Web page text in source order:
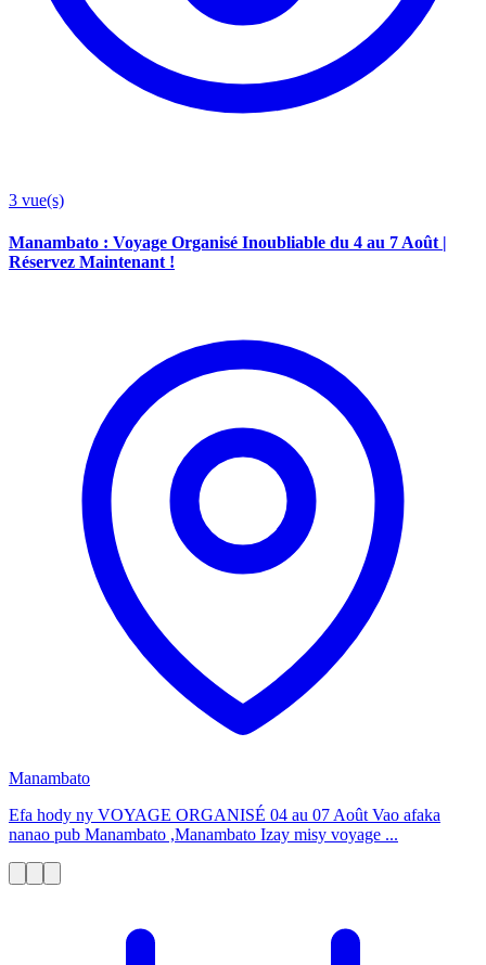
3 vue(s)
Manambato : Voyage Organisé Inoubliable du 4 au 7 Août |
Réservez Maintenant !
Manambato
Efa hody ny VOYAGE ORGANISÉ 04 au 07 Août Vao afaka
nanao pub Manambato ,Manambato Izay misy voyage ...